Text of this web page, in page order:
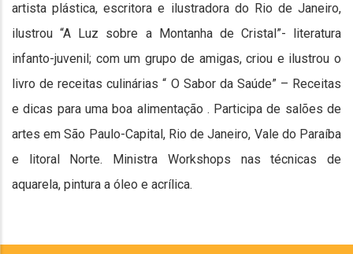
artista plástica, escritora e ilustradora do Rio de Janeiro,
ilustrou “A Luz sobre a Montanha de Cristal”- literatura
infanto-juvenil; com um grupo de amigas, criou e ilustrou o
livro de receitas culinárias “ O Sabor da Saúde” – Receitas
e dicas para uma boa alimentação . Participa de salões de
artes em São Paulo-Capital, Rio de Janeiro, Vale do Paraíba
e litoral Norte. Ministra Workshops nas técnicas de
aquarela, pintura a óleo e acrílica.